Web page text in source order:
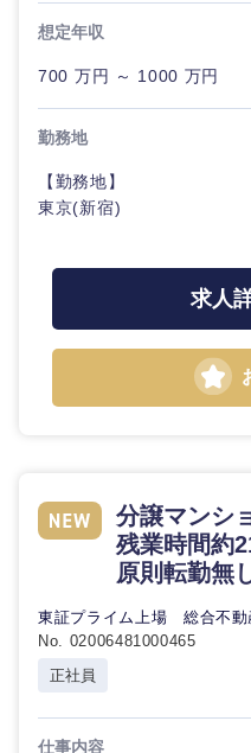
想定年収
700 万円 ～ 1000 万円
勤務地
【勤務地】
東京(新宿)
求人
分譲マンシ
残業時間約
原則転勤無
東証プライム上場 総合不動
No. 02006481000465
正社員
仕事内容